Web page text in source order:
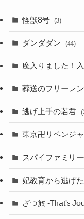
怪獣8号 (3)
ダンダダン (44)
魔入りました！
葬送のフリーレン
逃げ上手の若君
東京卍リベンジ
スパイファミリー
妃教育から逃げ
ざつ旅 -That's